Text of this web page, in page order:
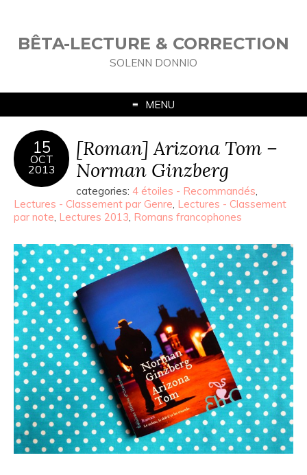
BÊTA-LECTURE & CORRECTION
SOLENN DONNIO
MENU
15
OCT
2013
[Roman] Arizona Tom –
Norman Ginzberg
categories: 4 étoiles - Recommandés,
Lectures - Classement par Genre, Lectures - Classement
par note, Lectures 2013, Romans francophones